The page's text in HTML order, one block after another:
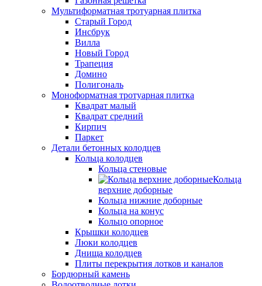
Мультиформатная тротуарная плитка
Старый Город
Инсбрук
Вилла
Новый Город
Трапеция
Домино
Полигональ
Моноформатная тротуарная плитка
Квадрат малый
Квадрат средний
Кирпич
Паркет
Детали бетонных колодцев
Кольца колодцев
Кольца стеновые
Кольца
верхние доборные
Кольца нижние доборные
Кольца на конус
Кольцо опорное
Крышки колодцев
Люки колодцев
Днища колодцев
Плиты перекрытия лотков и каналов
Бордюрный камень